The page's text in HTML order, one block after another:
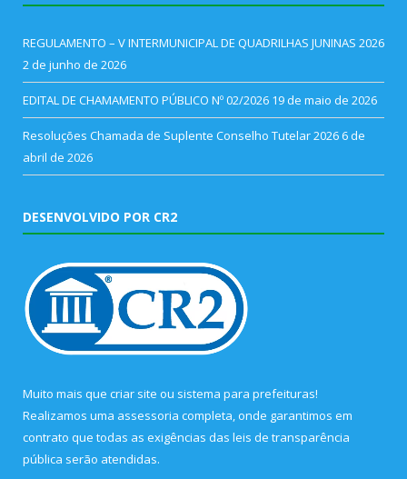
REGULAMENTO – V INTERMUNICIPAL DE QUADRILHAS JUNINAS 2026
2 de junho de 2026
EDITAL DE CHAMAMENTO PÚBLICO Nº 02/2026 19 de maio de 2026
Resoluções Chamada de Suplente Conselho Tutelar 2026 6 de
abril de 2026
DESENVOLVIDO POR CR2
Muito mais que criar site ou sistema para prefeituras!
Realizamos uma assessoria completa, onde garantimos em
contrato que todas as exigências das leis de transparência
pública serão atendidas.